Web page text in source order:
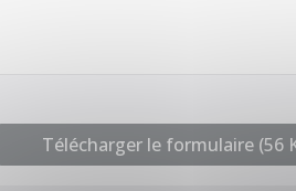
Télécharger le formulaire (56